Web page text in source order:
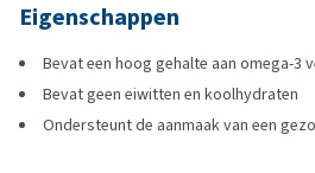
Eigenschappen
Bevat een hoog gehalte aan omega-3
Bevat geen eiwitten en koolhydraten
Ondersteunt de aanmaak van een